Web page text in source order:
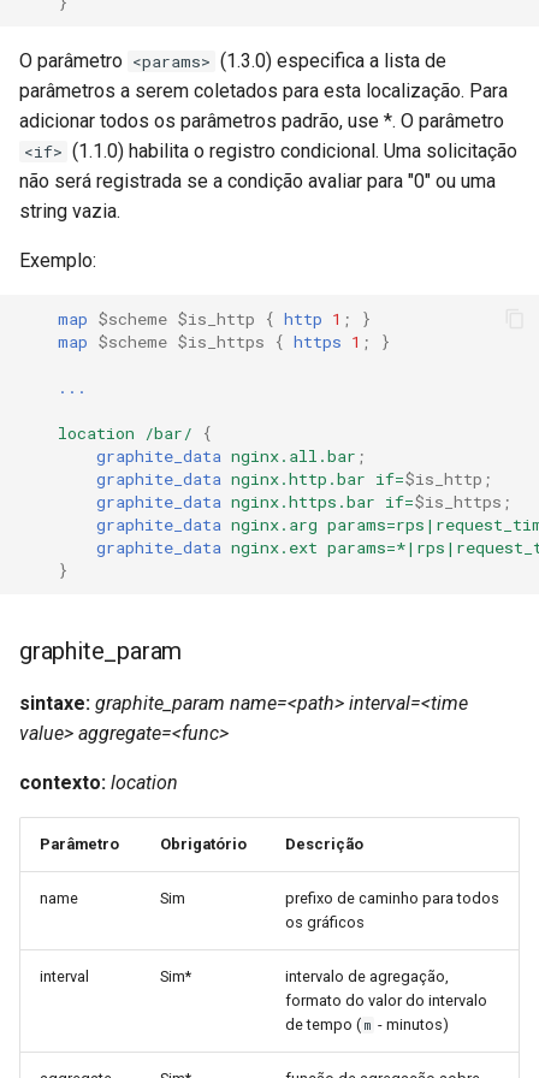
vhost
waf
weauth
woothee
O parâmetro <params> (1.3.0) especifica a lista de
parâmetros a serem coletados para esta localização. Para
adicionar todos os parâmetros padrão, use *. O parâmetro
<if> (1.1.0) habilita o registro condicional. Uma solicitação
não será registrada se a condição avaliar para "0" ou uma
string vazia.
Exemplo:
map $scheme $is_http { http 1 ;
}
map $scheme $is_https { https 1 ; }
...
location /bar/
{
graphite_data nginx.all.bar ;
graphite_data nginx.http.bar if=$is_http ;
graphite_data nginx.https.bar if=$is_https ;
graphite_data nginx.arg
graphite_data nginx.ext
}
graphite_param
sintaxe: graphite_param name=<path> interval=<time
value> aggregate=<func>
contexto: location
Parâmetro Obrigatório Descrição
name Sim
prefixo de caminho para todos
os gráficos
interval Sim*
intervalo de agregação,
formato do valor do intervalo
de tempo ( m - minutos)